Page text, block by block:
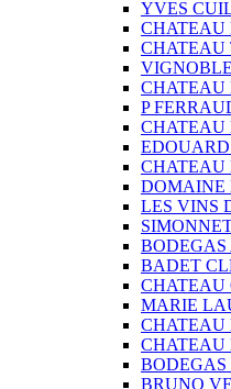
YVES
CHATEAU
CHATEAU
CHATEAU
P
CHATEAU
CHATEAU
DOMAINE
LES VINS
BODEGAS
BADET
CHATEAU
MARIE
CHATEAU
CHATEAU
BRUNO